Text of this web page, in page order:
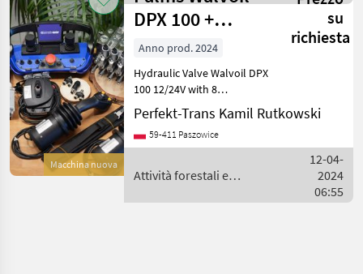
Palms
Macchina nuova
DPX 100 +
Scanreco G3
with JC
Joysticks
su
richiesta
Anno prod. 2024
Hydraulic Valve Walvoil DPX
100 12/24V with 8
Proportional Sections,
Open/Closed Center, and
Additional Levers. The
Perfekt-Trans Kamil Rutkowski
59-411 Paszowice
Attività forestali e
Palms
12-04-
2024
06:55